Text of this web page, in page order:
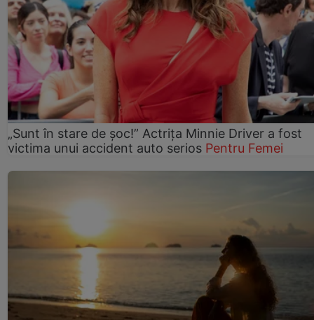
„Sunt în stare de șoc!” Actrița Minnie Driver a fost
victima unui accident auto serios Pentru Femei